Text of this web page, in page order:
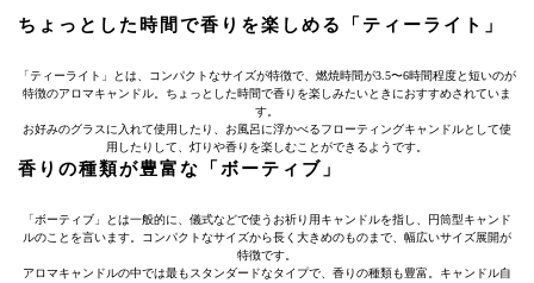
ちょっとした時間で香りを楽しめる「ティーライト」
「ティーライト」とは、コンパクトなサイズが特徴で、燃焼時間が3.5〜6時間程度と短いのが
特徴のアロマキャンドル。ちょっとした時間で香りを楽しみたいときにおすすめされていま
す。
お好みのグラスに入れて使用したり、お風呂に浮かべるフローティングキャンドルとして使
用したりして、灯りや香りを楽しむことができるようです。
香りの種類が豊富な「ボーティブ」
「ボーティブ」とは一般的に、儀式などで使うお祈り用キャンドルを指し、円筒型キャンド
ルのことを言います。コンパクトなサイズから長く大きめのものまで、幅広いサイズ展開が
特徴です。
アロマキャンドルの中では最もスタンダードなタイプで、香りの種類も豊富。キャンドル自